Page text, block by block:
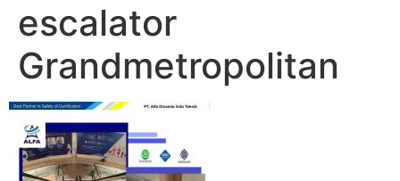
escalator
Grandmetropolitan